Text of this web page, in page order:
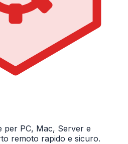
per PC, Mac, Server e
remoto rapido e sicuro.